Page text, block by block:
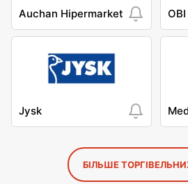
Auchan Hipermarket OBI
Jysk
БІЛЬШЕ